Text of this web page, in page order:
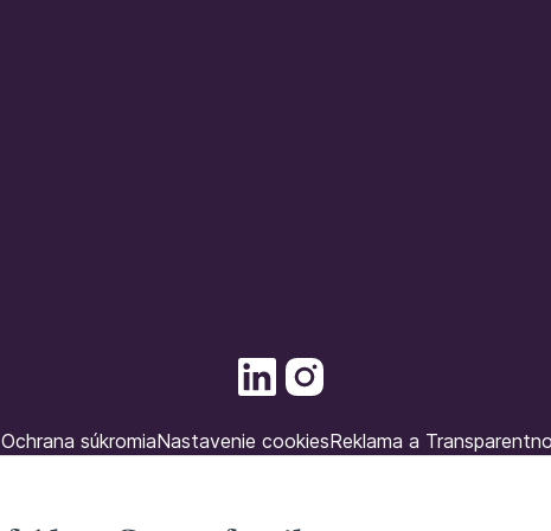
Ochrana súkromiaNastavenie cookiesReklama a